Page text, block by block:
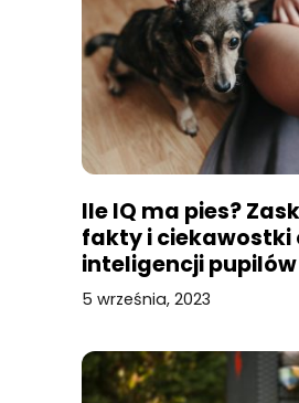
Ile IQ ma pies?
fakty i ciekawostki
inteligencji pupilów
5 września, 2023